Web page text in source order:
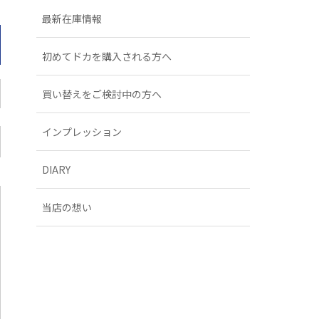
最新在庫情報
初めてドカを購入される方へ
買い替えをご検討中の方へ
インプレッション
DIARY
当店の想い